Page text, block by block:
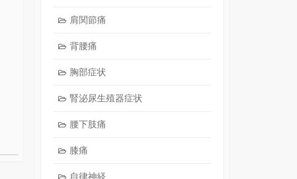
肩関節痛
背腰痛
胸部症状
腎泌尿生殖器症状
腰下肢痛
膝痛
自律神経